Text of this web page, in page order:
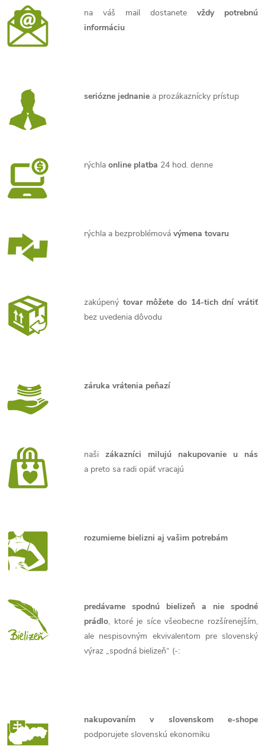
na váš mail dostanete vždy potrebnú
informáciu
seriózne jednanie a prozákaznícky prístup
rýchla online platba 24 hod. denne
rýchla a bezproblémová výmena tovaru
zakúpený tovar môžete do 14-tich dní vrátiť
bez uvedenia dôvodu
záruka vrátenia peňazí
naši zákazníci milujú nakupovanie u nás
a preto sa radi opäť vracajú
rozumieme bielizni aj vašim potrebám
predávame spodnú bielizeň a nie spodné
prádlo, ktoré je síce všeobecne rozšírenejším,
ale nespisovným ekvivalentom pre slovenský
výraz „spodná bielizeň“ (-:
nakupovaním v slovenskom e-shope
podporujete slovenskú ekonomiku